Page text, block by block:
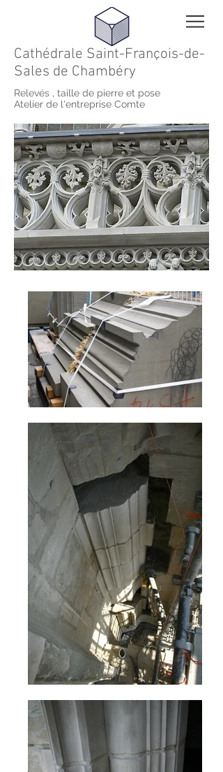
Cathédrale Saint-François-de-
Sales de Chambéry
Relevés , taille de pierre et pose
Atelier de l'entreprise Comte